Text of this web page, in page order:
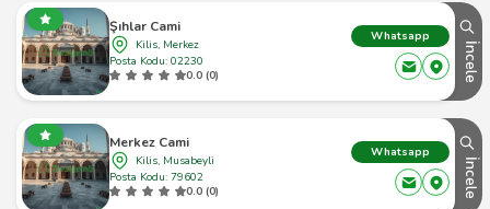
Şıhlar Cami
Kilis, Merkez
Posta Kodu: 02230
0.0 (0)
Whatsapp
İncele
Merkez Cami
Kilis, Musabeyli
Posta Kodu: 79602
0.0 (0)
Whatsapp
İncele